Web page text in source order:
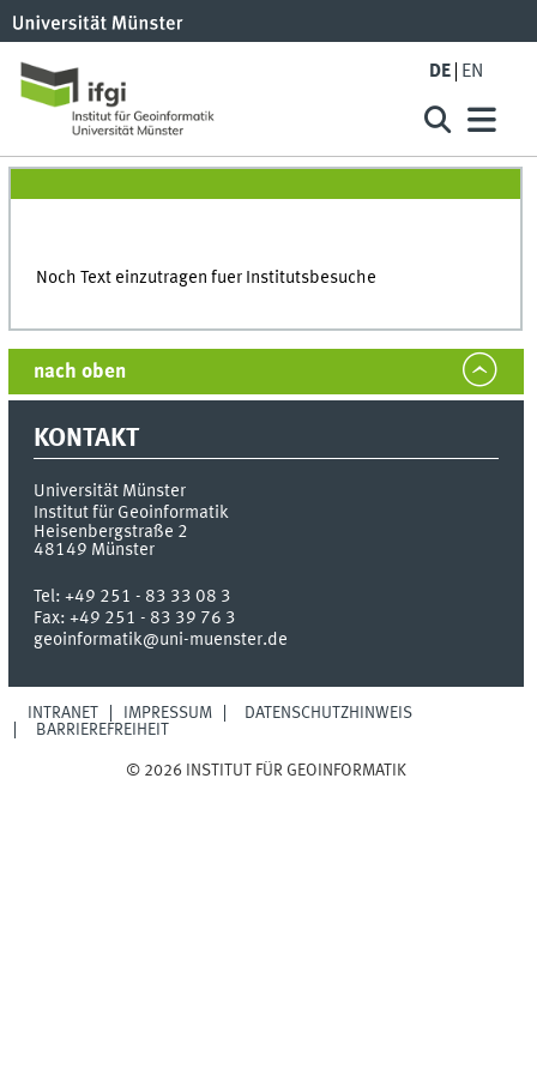
DE EN
Noch Text einzutragen fuer Institutsbesuche
nach oben
KONTAKT
Universität Münster
Institut für Geoinformatik
Heisenbergstraße 2
48149 Münster
Tel:+49 251 - 83 33 08 3
Fax:+49 251 - 83 39 76 3
geoinformatik@uni-muenster.de
INTRANET IMPRESSUM
DATENSCHUTZHINWEIS
BARRIEREFREIHEIT
© 2026 INSTITUT FÜR GEOINFORMATIK